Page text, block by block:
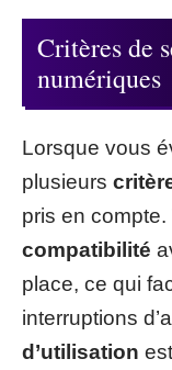
Critères de
numériques
Lorsque vous
plusieurs
pris en compte.
compatibilité
place, ce qui
interruptions
d’utilisation